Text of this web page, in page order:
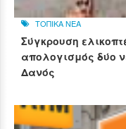
ΤΟΠΙΚΑ ΝΕΑ
Σύγκρουση
απολογισμός δύο
Δανός